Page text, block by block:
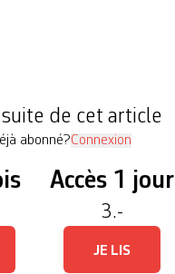
de cet article
abonné?Connexion
Accès 1 jour
3.-
JE LIS